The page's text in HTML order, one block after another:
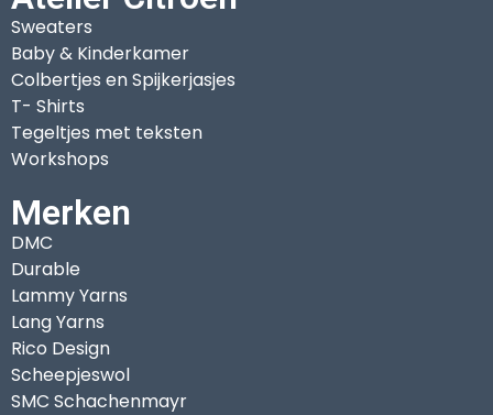
Sweaters
Baby & Kinderkamer
Colbertjes en Spijkerjasjes
T- Shirts
Tegeltjes met teksten
Workshops
Merken
DMC
Durable
Lammy Yarns
Lang Yarns
Rico Design
Scheepjeswol
SMC Schachenmayr